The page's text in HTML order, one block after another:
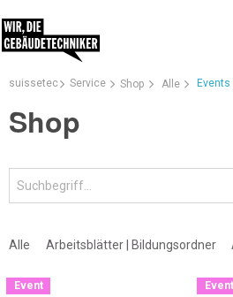
suissetec Service Shop Alle Events
Shop
Suchen
Alle Arbeitsblätter | Bildungsordner
Event
Event